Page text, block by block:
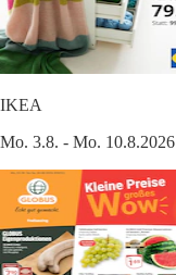
IKEA
Mo. 3.8. - Mo. 10.8.2026